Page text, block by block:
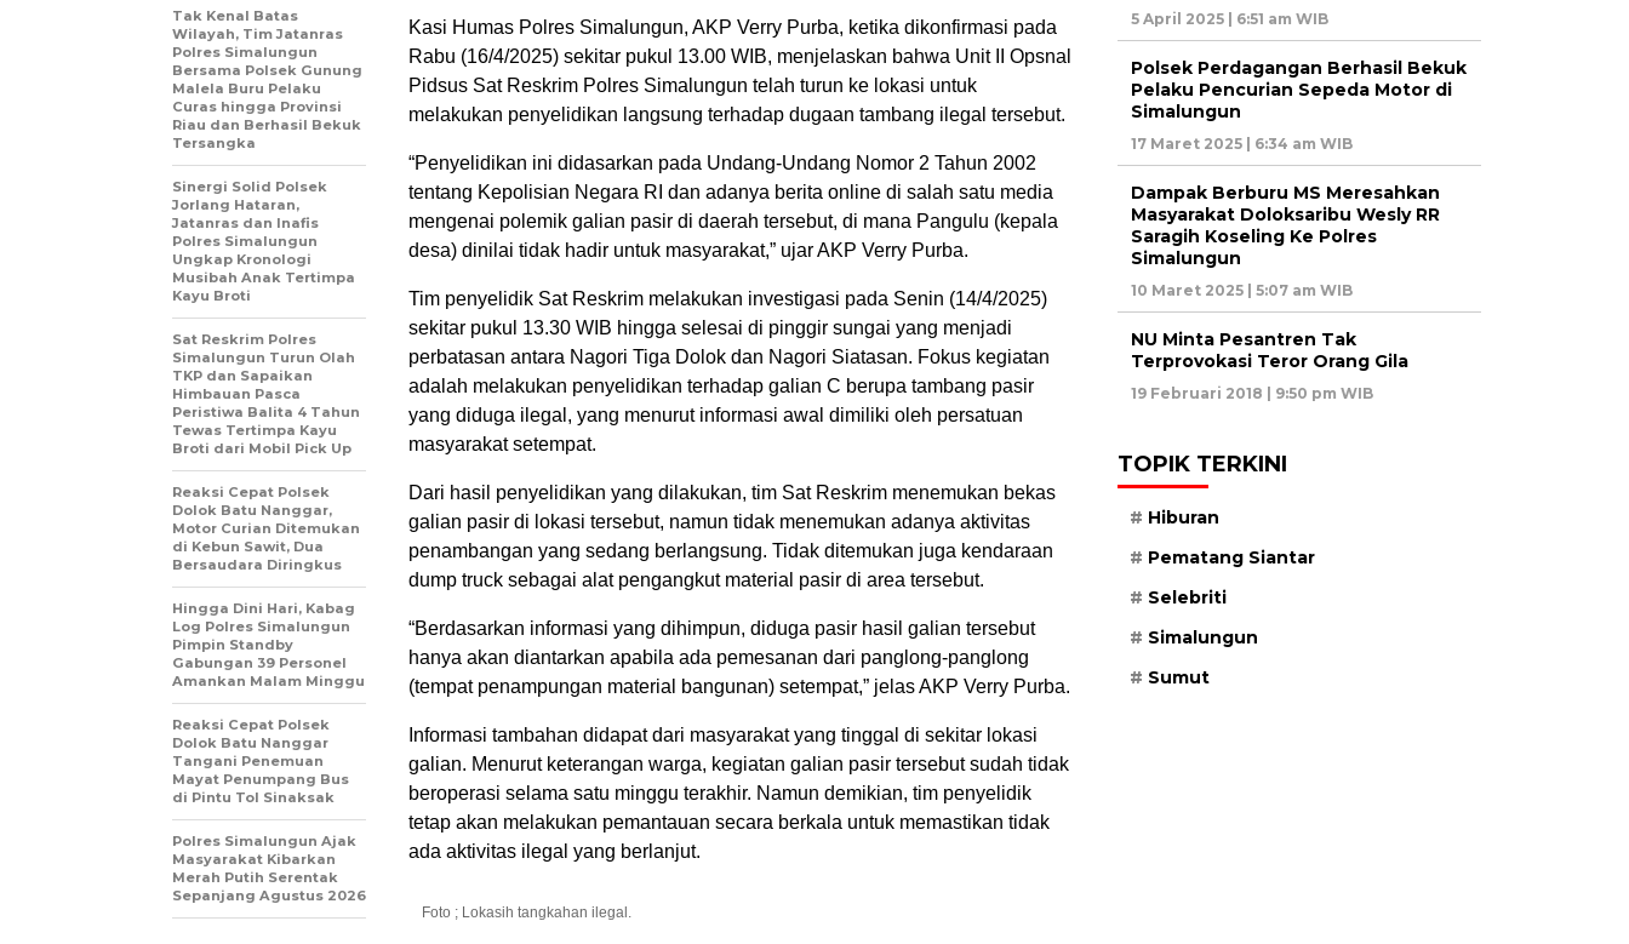
Kasi Humas Polres Simalungun, AKP Verry Purba, ketika dikonfirmasi pada
Rabu (16/4/2025) sekitar pukul 13.00 WIB, menjelaskan bahwa Unit II Opsnal
Pidsus Sat Reskrim Polres Simalungun telah turun ke lokasi untuk
melakukan penyelidikan langsung terhadap dugaan tambang ilegal tersebut.
“Penyelidikan ini didasarkan pada Undang-Undang Nomor 2 Tahun 2002
tentang Kepolisian Negara RI dan adanya berita online di salah satu media
mengenai polemik galian pasir di daerah tersebut, di mana Pangulu (kepala
desa) dinilai tidak hadir untuk masyarakat,” ujar AKP Verry Purba.
Tim penyelidik Sat Reskrim melakukan investigasi pada Senin (14/4/2025)
sekitar pukul 13.30 WIB hingga selesai di pinggir sungai yang menjadi
perbatasan antara Nagori Tiga Dolok dan Nagori Siatasan. Fokus kegiatan
adalah melakukan penyelidikan terhadap galian C berupa tambang pasir
yang diduga ilegal, yang menurut informasi awal dimiliki oleh persatuan
masyarakat setempat.
Dari hasil penyelidikan yang dilakukan, tim Sat Reskrim menemukan bekas
galian pasir di lokasi tersebut, namun tidak menemukan adanya aktivitas
penambangan yang sedang berlangsung. Tidak ditemukan juga kendaraan
dump truck sebagai alat pengangkut material pasir di area tersebut.
“Berdasarkan informasi yang dihimpun, diduga pasir hasil galian tersebut
hanya akan diantarkan apabila ada pemesanan dari panglong-panglong
(tempat penampungan material bangunan) setempat,” jelas AKP Verry Purba.
Informasi tambahan didapat dari masyarakat yang tinggal di sekitar lokasi
galian. Menurut keterangan warga, kegiatan galian pasir tersebut sudah tidak
beroperasi selama satu minggu terakhir. Namun demikian, tim penyelidik
tetap akan melakukan pemantauan secara berkala untuk memastikan tidak
ada aktivitas ilegal yang berlanjut.
Foto ; Lokasih tangkahan ilegal.
Tak Kenal Batas
Wilayah, Tim Jatanras
Polres Simalungun
Bersama Polsek Gunung
Malela Buru Pelaku
Curas hingga Provinsi
Riau dan Berhasil Bekuk
Tersangka
Sinergi Solid Polsek
Jorlang Hataran,
Jatanras dan Inafis
Polres Simalungun
Ungkap Kronologi
Musibah Anak Tertimpa
Kayu Broti
Sat Reskrim Polres
Simalungun Turun Olah
TKP dan Sapaikan
Himbauan Pasca
Peristiwa Balita 4 Tahun
Tewas Tertimpa Kayu
Broti dari Mobil Pick Up
Reaksi Cepat Polsek
Dolok Batu Nanggar,
Motor Curian Ditemukan
di Kebun Sawit, Dua
Bersaudara Diringkus
Hingga Dini Hari, Kabag
Log Polres Simalungun
Pimpin Standby
Gabungan 39 Personel
Amankan Malam Minggu
Reaksi Cepat Polsek
Dolok Batu Nanggar
Tangani Penemuan
Mayat Penumpang Bus
di Pintu Tol Sinaksak
Polres Simalungun Ajak
Masyarakat Kibarkan
Merah Putih Serentak
Sepanjang Agustus 2026
5 April 2025 | 6:51 am WIB
Polsek Perdagangan Berhasil Bekuk
Pelaku Pencurian Sepeda Motor di
Simalungun
17 Maret 2025 | 6:34 am WIB
Dampak Berburu MS Meresahkan
Masyarakat Doloksaribu Wesly RR
Saragih Koseling Ke Polres
Simalungun
10 Maret 2025 | 5:07 am WIB
NU Minta Pesantren Tak
Terprovokasi Teror Orang Gila
19 Februari 2018 | 9:50 pm WIB
TOPIK TERKINI
Hiburan
Pematang Siantar
Selebriti
Simalungun
Sumut